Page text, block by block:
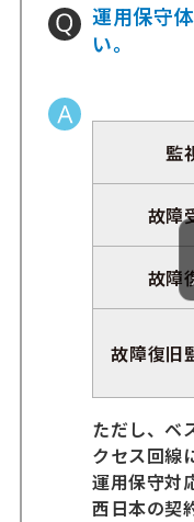
運用保守
い。
監
故障
故障
故障復旧
ただし、ベ
クセス回線
運用保守対
西日本の契